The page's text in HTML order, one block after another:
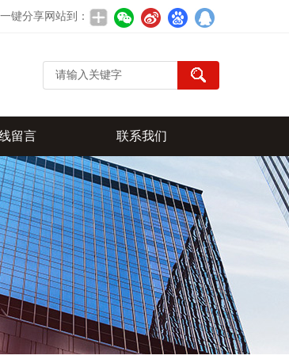
一键分享网站到：
留言 联系我们